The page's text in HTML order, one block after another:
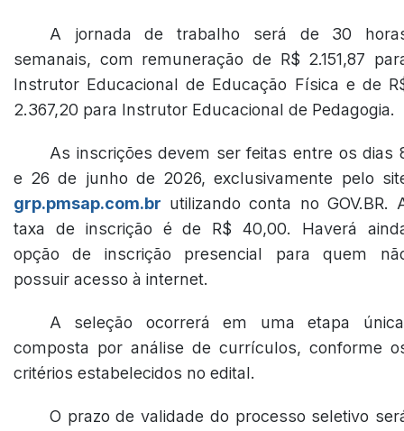
A jornada de trabalho será de 30
semanais, com remuneração de R$ 2.151,87
Instrutor Educacional de Educação Física e de
2.367,20 para Instrutor Educacional de Pedagogia.
As inscrições devem ser feitas entre os dias
e 26 de junho de 2026, exclusivamente pelo
grp.pmsap.com.br utilizando conta no GOV.BR.
taxa de inscrição é de R$ 40,00. Haverá
opção de inscrição presencial para quem
possuir acesso à internet.
A seleção ocorrerá em uma etapa
composta por análise de currículos, conforme
critérios estabelecidos no edital.
O prazo de validade do processo seletivo